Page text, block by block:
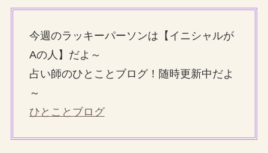
今週のラッキーパーソンは【イニシャルが
Aの人】だよ～
占い師のひとことブログ！随時更新中だよ
～
ひとことブログ